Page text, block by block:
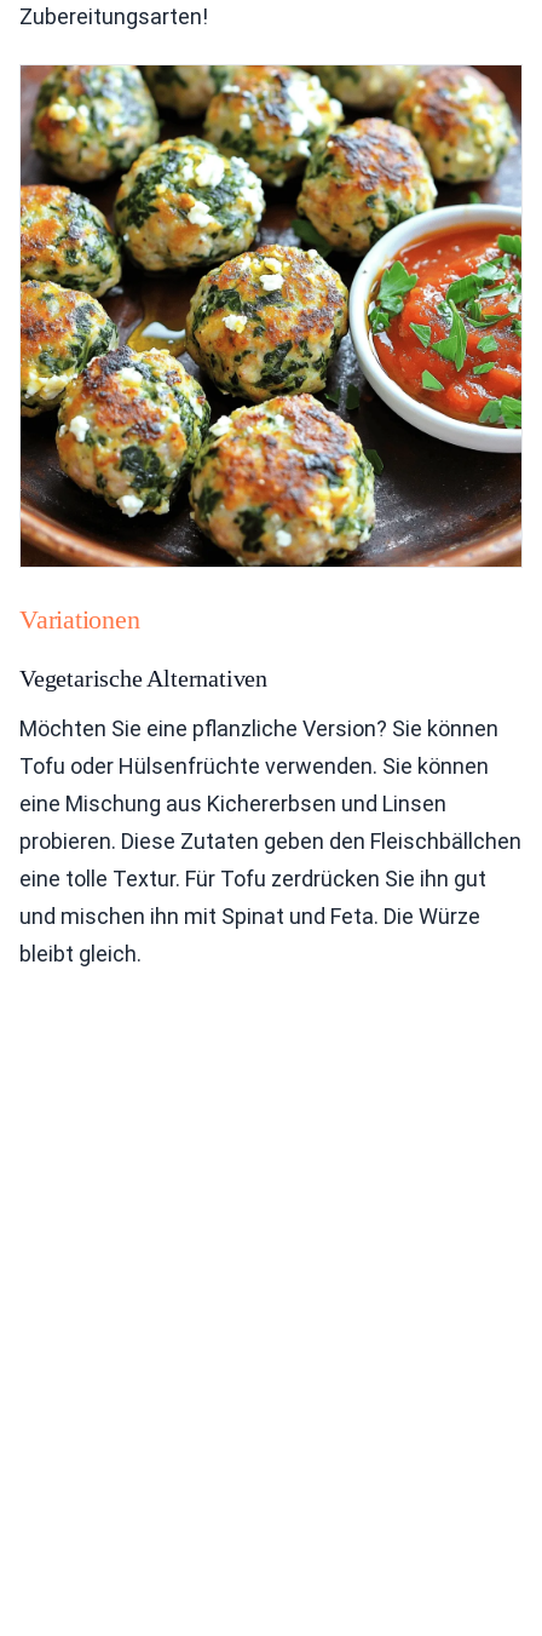
Zubereitungsarten!
Variationen
Vegetarische Alternativen
Möchten Sie eine pflanzliche Version? Sie können
Tofu oder Hülsenfrüchte verwenden. Sie können
eine Mischung aus Kichererbsen und Linsen
probieren. Diese Zutaten geben den Fleischbällchen
eine tolle Textur. Für Tofu zerdrücken Sie ihn gut
und mischen ihn mit Spinat und Feta. Die Würze
bleibt gleich.